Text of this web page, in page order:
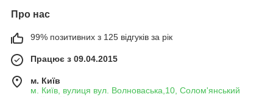
Про нас
99% позитивних з 125 відгуків за рік
Працює з 09.04.2015
м. Київ
м. Київ, вулиця вул. Волноваська,10, Солом'янський